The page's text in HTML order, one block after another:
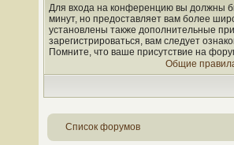
Для входа на конференцию вы должны
минут, но предоставляет вам более
установлены также дополнительные
зарегистрироваться, вам следует
Помните, что ваше присутствие на
Общие
Список форумов